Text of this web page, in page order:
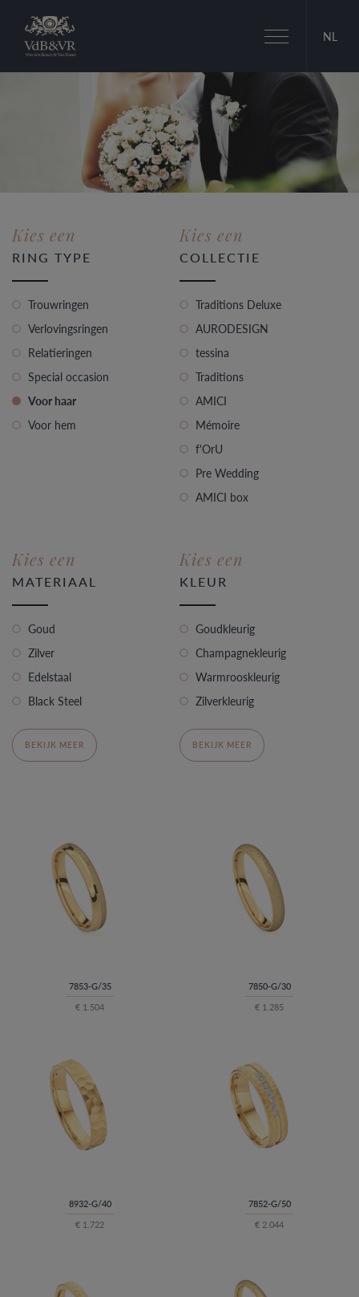
NL
Toggle
navigation
Kies een
RING TYPE
Trouwringen
Verlovingsringen
Relatieringen
Special occasion
Voor haar
Voor hem
Kies een
COLLECTIE
Traditions Deluxe
AURODESIGN
tessina
Traditions
AMICI
Mémoire
f'OrU
Pre Wedding
AMICI box
Kies een
MATERIAAL
Goud
Zilver
Edelstaal
Black Steel
BEKIJK MEER
Kies een
KLEUR
Goudkleurig
Champagnekleurig
Warmrooskleurig
Zilverkleurig
BEKIJK MEER
7853-G/35
€ 1.504
7850-G/30
€ 1.285
8932-G/40
€ 1.722
7852-G/50
€ 2.044